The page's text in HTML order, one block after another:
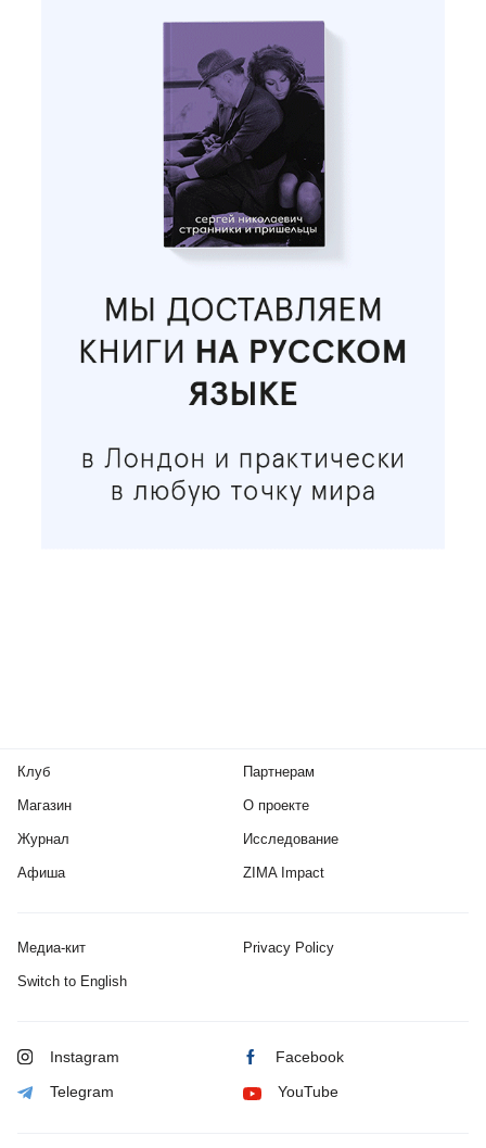
Клуб
Магазин
Журнал
Афиша
Партнерам
О проекте
Исследование
ZIMA Impact
Медиа-кит Privacy Policy
Switch to English
Instagram Facebook
Telegram YouTube